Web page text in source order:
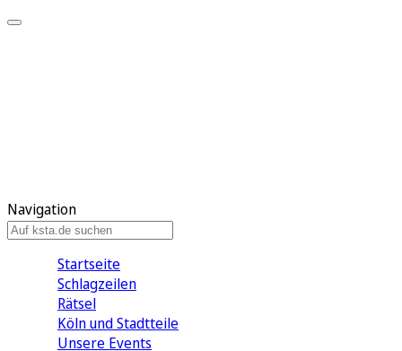
Navigation
Startseite
Schlagzeilen
Rätsel
Köln und Stadtteile
Unsere Events